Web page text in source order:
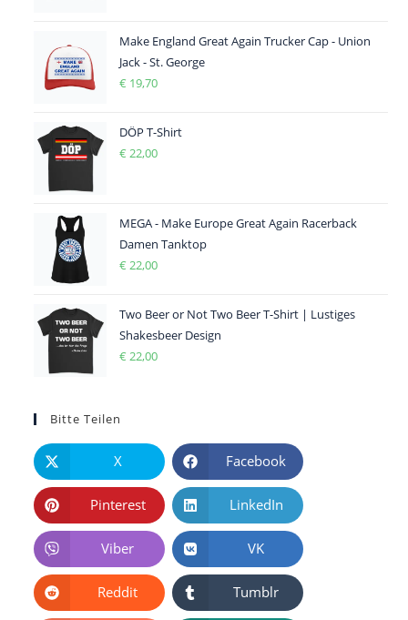
Make England Great Again Trucker Cap - Union
Jack - St. George
€ 19,70
DÖP T-Shirt
€ 22,00
MEGA - Make Europe Great Again Racerback
Damen Tanktop
€ 22,00
Two Beer or Not Two Beer T-Shirt | Lustiges
Shakesbeer Design
€ 22,00
Bitte Teilen
X Facebook
Pinterest LinkedIn
Viber VK
Reddit Tumblr